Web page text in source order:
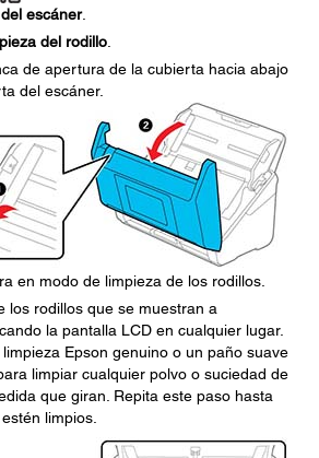
escáner.
del rodillo.
de apertura de la cubierta hacia abajo
del escáner.
en modo de limpieza de los rodillos.
los rodillos que se muestran a
la pantalla LCD en cualquier lugar.
Epson genuino o un paño suave
limpiar cualquier polvo o suciedad de
que giran. Repita este paso hasta
limpios.